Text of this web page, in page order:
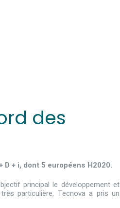
des
+ i, dont 5 européens H2020.
principal le développement et
particulière, Tecnova a pris un